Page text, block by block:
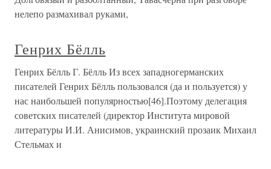
нелепо размахивал руками,
Генрих Бёлль
Генрих Бёлль Г. Бёлль Из всех западногерманских
писателей Генрих Бёлль пользовался (да и пользуется) у
нас наибольшей популярностью[46].Поэтому делегация
советских писателей (директор Института мировой
литературы И.И. Анисимов, украинский прозаик Михаил
Стельмах и